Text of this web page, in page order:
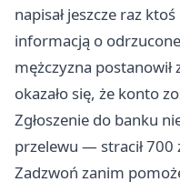
napisał jeszcze raz
informacją o
mężczyzna
okazało się, że konto
Zgłoszenie do banku
przelewu — stracił 700
Zadzwoń zanim